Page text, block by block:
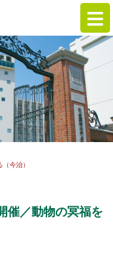
今治）
催／動物の冥福を